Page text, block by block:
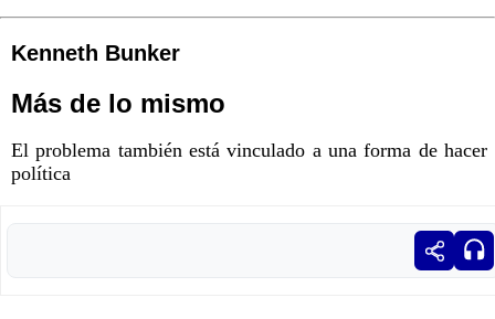
Kenneth Bunker
Más de lo mismo
El problema también está vinculado a una forma de hacer
política